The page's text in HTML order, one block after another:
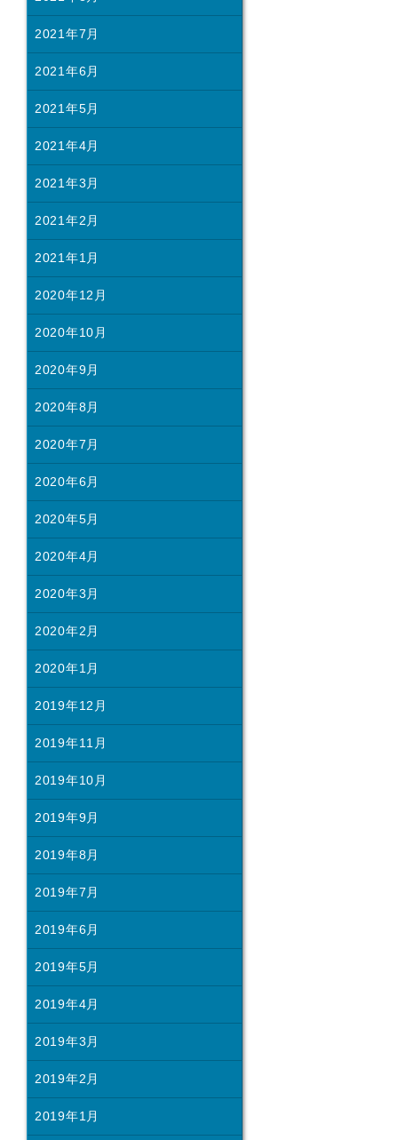
2021年7月
2021年6月
2021年5月
2021年4月
2021年3月
2021年2月
2021年1月
2020年12月
2020年10月
2020年9月
2020年8月
2020年7月
2020年6月
2020年5月
2020年4月
2020年3月
2020年2月
2020年1月
2019年12月
2019年11月
2019年10月
2019年9月
2019年8月
2019年7月
2019年6月
2019年5月
2019年4月
2019年3月
2019年2月
2019年1月